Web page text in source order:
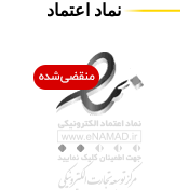
نماد اعتماد